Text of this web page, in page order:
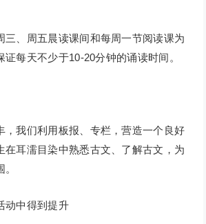
三、周五晨读课间和每周一节阅读课为
每天不少于10-20分钟的诵读时间。
，我们利用板报、专栏，营造一个良好
在耳濡目染中熟悉古文、了解古文，为
动中得到提升